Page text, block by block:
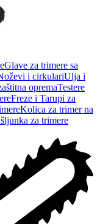
Glave za trimere sa
i cirkulariUlja i
opremaTestere
Freze i Tarupi za
Kolica za trimer na
za trimere